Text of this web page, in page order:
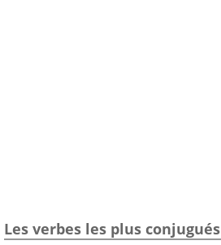
Les verbes les plus conjugués